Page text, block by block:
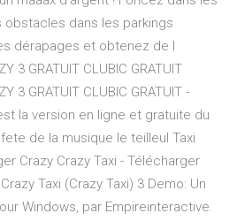
dans les parkings
dérapages et obtenez de l
3 GRATUIT CLUBIC GRATUIT
3 GRATUIT CLUBIC GRATUIT -
la version en ligne et gratuite du
de la musique le teilleul Taxi
Crazy Crazy Taxi - Télécharger
Taxi (Crazy Taxi) 3 Demo: Un
Windows‚ par Empireinteractive.